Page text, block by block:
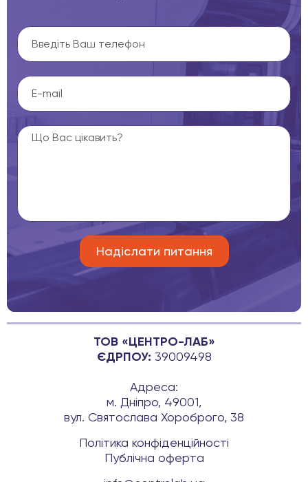
ТОВ «ЦЕНТРО-ЛАБ»
ЄДРПОУ: 39009498
Адреса:
м. Дніпро, 49001,
вул. Святослава Хороброго, 38
Політика конфіденційності
Публічна оферта